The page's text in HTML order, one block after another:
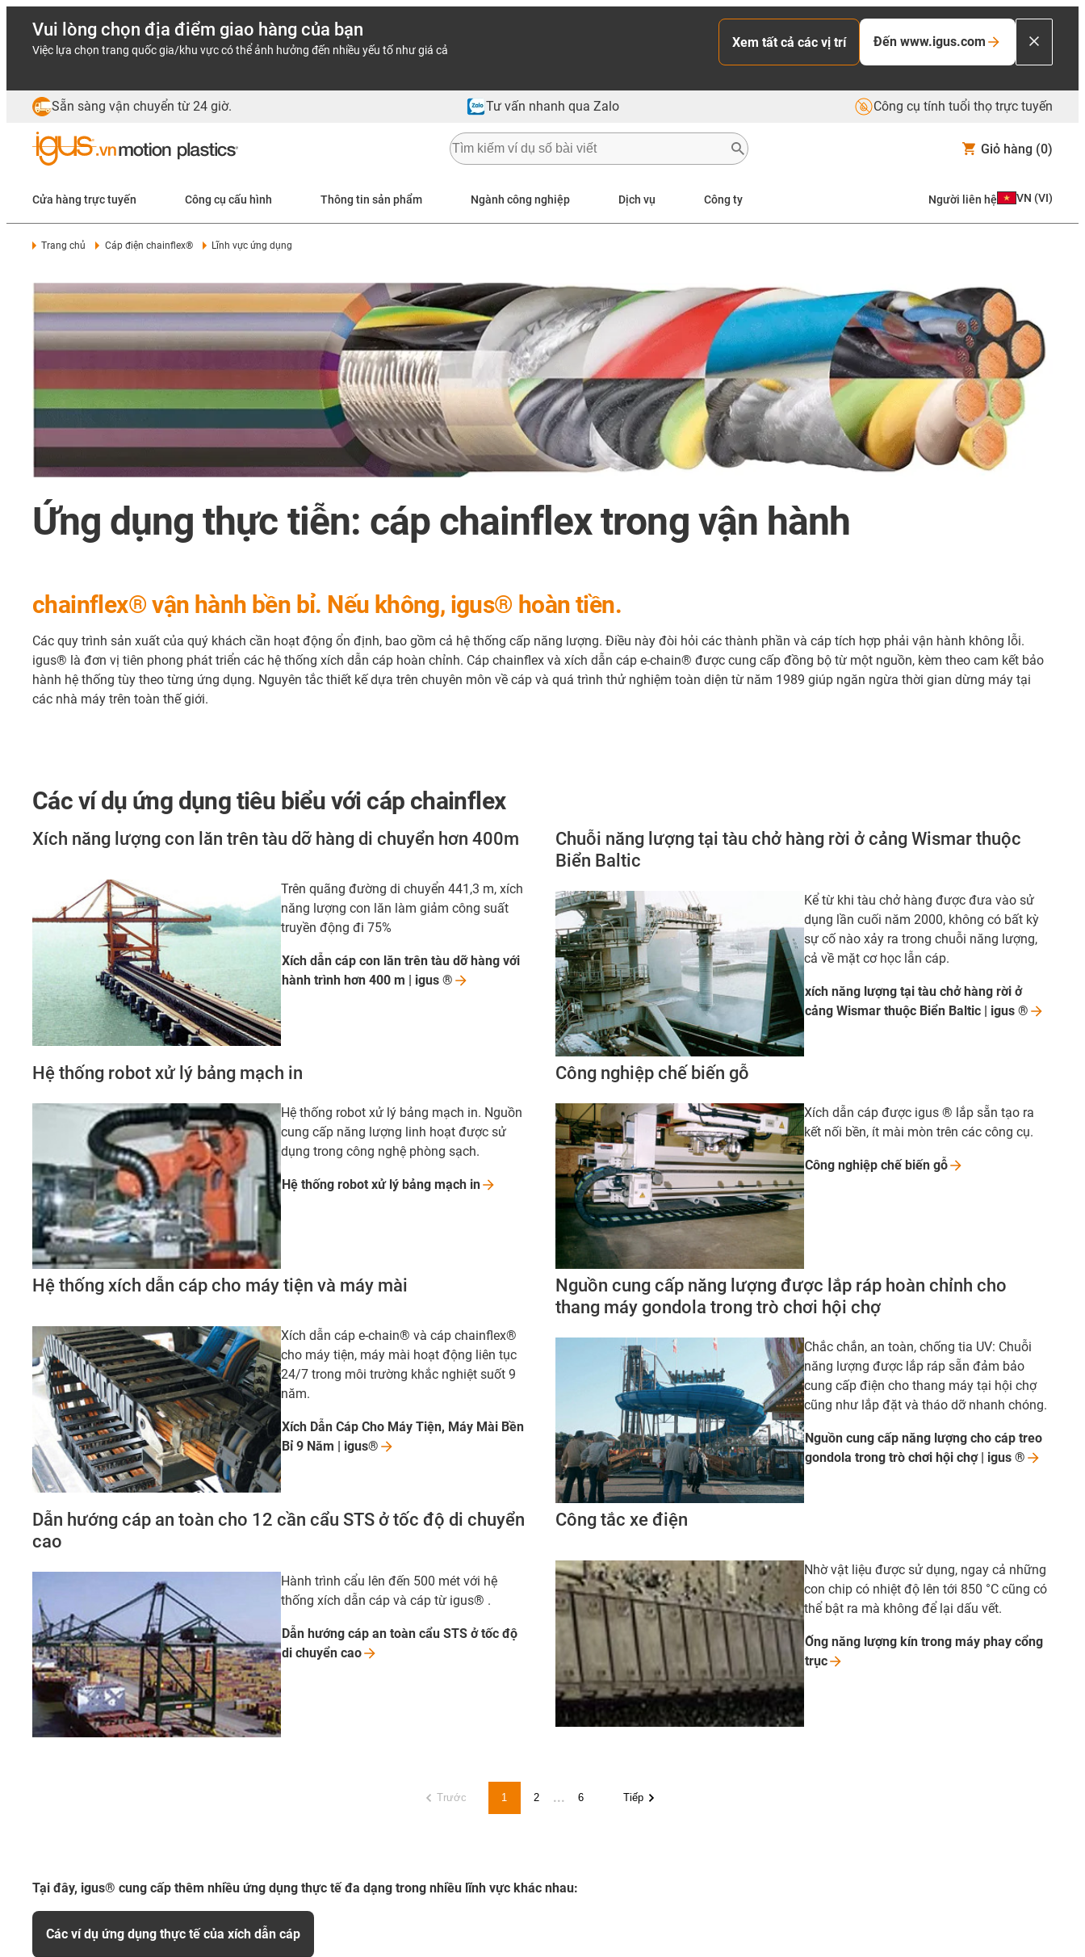
Vui lòng chọn địa điểm giao hàng của bạn
Việc lựa chọn trang quốc gia/khu vực có thể ảnh hưởng đến nhiều yếu tố như giá cả
Xem tất cả các vị trí Đến www.igus.com
Sẵn sàng vận chuyển từ 24 giờ. Tư vấn nhanh qua Zalo Công cụ tính tuổi thọ trực tuyến
Giỏ hàng (0)
Cửa hàng trực tuyến Công cụ cấu hình Thông tin sản phẩm Ngành công nghiệp Dịch vụ Công ty Người liên hệ VN (VI)
Trang chủ Cáp điện chainflex® Lĩnh vực ứng dụng
Ứng dụng thực tiễn: cáp chainflex trong vận hành
chainflex® vận hành bền bỉ. Nếu không, igus® hoàn tiền.
Các quy trình sản xuất của quý khách cần hoạt động ổn định, bao gồm cả hệ thống cấp năng lượng. Điều này đòi hỏi các thành phần và cáp tích hợp phải vận hành không lỗi.
igus® là đơn vị tiên phong phát triển các hệ thống xích dẫn cáp hoàn chỉnh. Cáp chainflex và xích dẫn cáp e-chain® được cung cấp đồng bộ từ một nguồn, kèm theo cam kết bảo
hành hệ thống tùy theo từng ứng dụng. Nguyên tắc thiết kế dựa trên chuyên môn về cáp và quá trình thử nghiệm toàn diện từ năm 1989 giúp ngăn ngừa thời gian dừng máy tại
các nhà máy trên toàn thế giới.
Các ví dụ ứng dụng tiêu biểu với cáp chainflex
Xích năng lượng con lăn trên tàu dỡ hàng di chuyển hơn 400m
Trên quãng đường di chuyển 441,3 m, xích
năng lượng con lăn làm giảm công suất
truyền động đi 75%
Xích dẫn cáp con lăn trên tàu dỡ hàng với
hành trình hơn 400 m | igus ®
Chuỗi năng lượng tại tàu chở hàng rời ở cảng Wismar thuộc
Biển Baltic
Kể từ khi tàu chở hàng được đưa vào sử
dụng lần cuối năm 2000, không có bất kỳ
sự cố nào xảy ra trong chuỗi năng lượng,
cả về mặt cơ học lẫn cáp.
xích năng lượng tại tàu chở hàng rời ở
cảng Wismar thuộc Biển Baltic | igus ®
Hệ thống robot xử lý bảng mạch in
Hệ thống robot xử lý bảng mạch in. Nguồn
cung cấp năng lượng linh hoạt được sử
dụng trong công nghệ phòng sạch.
Hệ thống robot xử lý bảng mạch in
Công nghiệp chế biến gỗ
Xích dẫn cáp được igus ® lắp sẵn tạo ra
kết nối bền, ít mài mòn trên các công cụ.
Công nghiệp chế biến gỗ
Hệ thống xích dẫn cáp cho máy tiện và máy mài
Xích dẫn cáp e-chain® và cáp chainflex®
cho máy tiện, máy mài hoạt động liên tục
24/7 trong môi trường khắc nghiệt suốt 9
năm.
Xích Dẫn Cáp Cho Máy Tiện, Máy Mài Bền
Bỉ 9 Năm | igus®
Nguồn cung cấp năng lượng được lắp ráp hoàn chỉnh cho
thang máy gondola trong trò chơi hội chợ
Chắc chắn, an toàn, chống tia UV: Chuỗi
năng lượng được lắp ráp sẵn đảm bảo
cung cấp điện cho thang máy tại hội chợ
cũng như lắp đặt và tháo dỡ nhanh chóng.
Nguồn cung cấp năng lượng cho cáp treo
gondola trong trò chơi hội chợ | igus ®
Dẫn hướng cáp an toàn cho 12 cần cẩu STS ở tốc độ di chuyển
cao
Hành trình cẩu lên đến 500 mét với hệ
thống xích dẫn cáp và cáp từ igus® .
Dẫn hướng cáp an toàn cẩu STS ở tốc độ
di chuyển cao
Công tắc xe điện
Nhờ vật liệu được sử dụng, ngay cả những
con chip có nhiệt độ lên tới 850 °C cũng có
thể bật ra mà không để lại dấu vết.
Ống năng lượng kín trong máy phay cổng
trục
Trước 1 2 ... 6 Tiếp
Tại đây, igus® cung cấp thêm nhiều ứng dụng thực tế đa dạng trong nhiều lĩnh vực khác nhau:
Các ví dụ ứng dụng thực tế của xích dẫn cáp